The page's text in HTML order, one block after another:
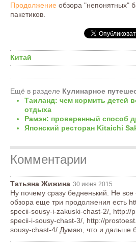
Продолжение обзора "непонятных"
пакетиков.
Китай
Ещё в разделе Кулинарное
Таиланд: чем кормить детей
отдыха
Рамэн: проверенный способ
Японский ресторан Kitaichi
Комментарии
Татьяна Жижина 30 июня 2015
Ну почему сразу бедненький. Не все
обзора еще три продолжения есть
specii-sousy-i-zakuski-chast-2/, http://
specii-i-sousy-chast-3/, http://
sousy-chast-4/ Думаю, что и дальше